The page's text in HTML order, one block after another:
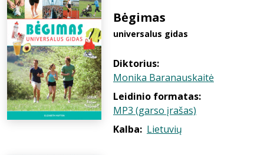
Bėgimas
universalus gidas
Diktorius:
Monika Baranauskaitė
Leidinio formatas:
MP3 (garso įrašas)
Kalba: Lietuvių